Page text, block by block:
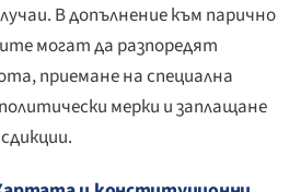
В допълнение към парично
могат да разпоредят
приемане на специална
мерки и заплащане